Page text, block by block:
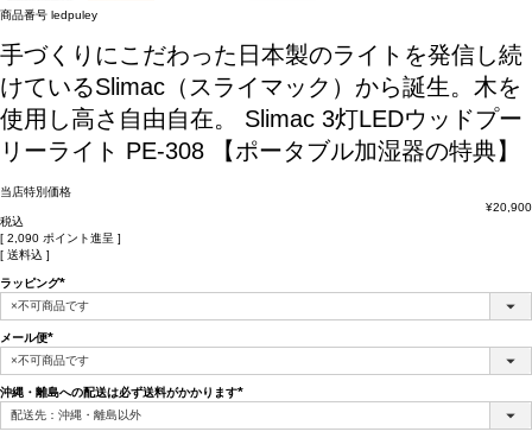
商品番号 ledpuley
手づくりにこだわった日本製のライトを発信し続
けているSlimac（スライマック）から誕生。木を
使用し高さ自由自在。
Slimac 3灯LEDウッドプー
リーライト PE-308 【ポータブル加湿器の特典】
当店特別価格
¥20,900
税込
[ 2,090 ポイント進呈 ]
送料込
ラッピング
(必
メール便
(必
須)
沖縄・離島への配送は必ず送料がかかります